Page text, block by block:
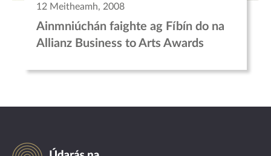
12 Meitheamh, 2008
Ainmniúchán faighte ag Fíbín do na
Allianz Business to Arts Awards
Údarás